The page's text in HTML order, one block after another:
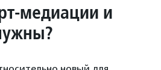
медиации и